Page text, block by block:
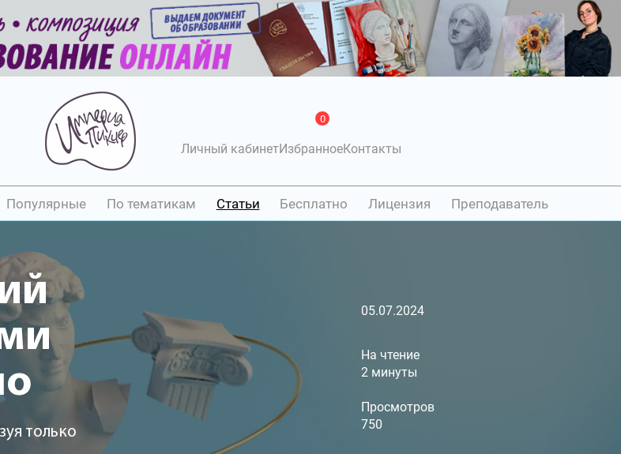
Личный кабинетИзбранное
0
Контакты
Популярные По тематикам Статьи Бесплатно Лицензия Преподаватель
только
05.07.2024
На чтение
2 минуты
Просмотров
750